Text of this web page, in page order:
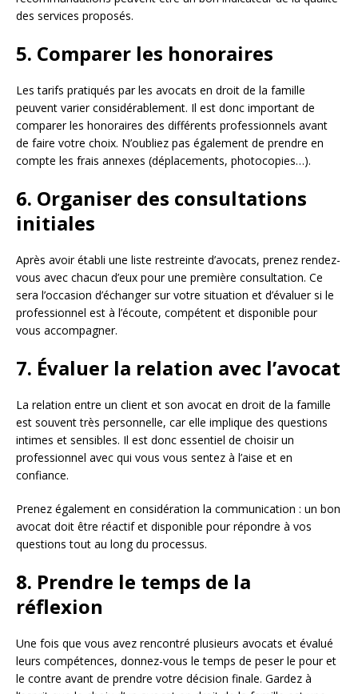
des services proposés.
5. Comparer les honoraires
Les tarifs pratiqués par les avocats en droit de la famille
peuvent varier considérablement. Il est donc important de
comparer les honoraires des différents professionnels avant
de faire votre choix. N’oubliez pas également de prendre en
compte les frais annexes (déplacements, photocopies…).
6. Organiser des consultations
initiales
Après avoir établi une liste restreinte d’avocats, prenez rendez-
vous avec chacun d’eux pour une première consultation. Ce
sera l’occasion d’échanger sur votre situation et d’évaluer si le
professionnel est à l’écoute, compétent et disponible pour
vous accompagner.
7. Évaluer la relation avec l’avocat
La relation entre un client et son avocat en droit de la famille
est souvent très personnelle, car elle implique des questions
intimes et sensibles. Il est donc essentiel de choisir un
professionnel avec qui vous vous sentez à l’aise et en
confiance.
Prenez également en considération la communication : un bon
avocat doit être réactif et disponible pour répondre à vos
questions tout au long du processus.
8. Prendre le temps de la
réflexion
Une fois que vous avez rencontré plusieurs avocats et évalué
leurs compétences, donnez-vous le temps de peser le pour et
le contre avant de prendre votre décision finale. Gardez à